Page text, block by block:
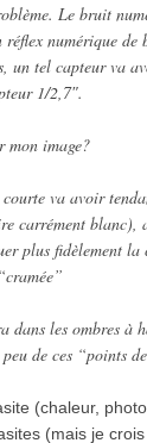
Le bruit
numérique de
tel capteur va
1/2,7″.
mon image?
va avoir
carrément blanc),
plus fidèlement la
dans les ombres à
de ces “points
(chaleur,
(mais je